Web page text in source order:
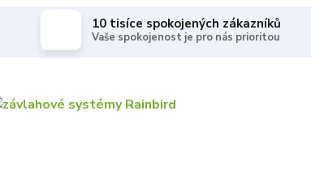
10 tisíce spokojených zákazníků
Vaše spokojenost je pro nás prioritou